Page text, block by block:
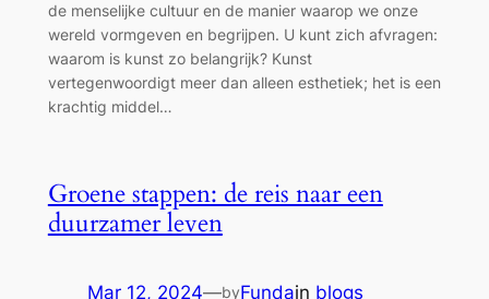
de menselijke cultuur en de manier waarop we onze
wereld vormgeven en begrijpen. U kunt zich afvragen:
waarom is kunst zo belangrijk? Kunst
vertegenwoordigt meer dan alleen esthetiek; het is een
krachtig middel…
Groene stappen: de reis naar een
duurzamer leven
Mar 12, 2024—byFundain blogs